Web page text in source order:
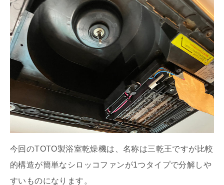
今回のTOTO製浴室乾燥機は、名称は三乾王ですが比較
的構造が簡単なシロッコファンが1つタイプで分解しや
すいものになります。